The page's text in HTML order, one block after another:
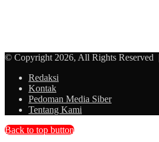
© Copyright 2026, All Rights Reserved
Redaksi
Kontak
Pedoman Media Siber
Tentang Kami
Back to top button